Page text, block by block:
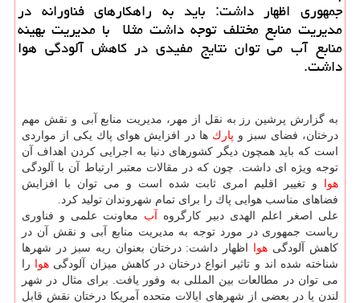
جمهوری اظهار داشت: باید به راهكارهای فناورانه در
مدیریت منابع مختلف توجه داشت مثلا با مدیریت بهینه
منابع آب می توان نتایج مفیدی در كاهش آلودگی هوا
داشت.
به گزارش پرشین رز به نقل از مهر، مدیریت منابع آبی و نقش مهم
درختان، فضای سبز و پارك ها در افزایش هوای پاك یكی از مواردی
است كه باید همچون دیگر كشورهای دنیا به اجرایی كردن اهداف آن
توجه ویژه ای داشت. چون كه در مقالات معتبر ارتباط آن با آلودگی
هوا و تغییر اقلیم امری ثابت شده است و می توان با افزایش
فضاهای مناسب هوایی پاك را برای تمام شهروندان تولید كرد.
علی اصغر اعلم الهدی دبیر كارگروه آب معاونت علمی و فناوری
ریاست جمهوری در مورد توجه به مدیریت منابع آبی و نقش آن در
كاهش آلودگی هوا اظهار داشت: درختان بعنوان ریه سبز در شهرها
شناخته شده اند و تاثیر انواع درختان در كاهش میزان آلودگی هوا را
می توان در مطالعات بین المللی به وفور یافت. برای مثال در شهر
لندن یا در بعضی از شهرهای ایالات متحده آمریكا درختان نقش قابل